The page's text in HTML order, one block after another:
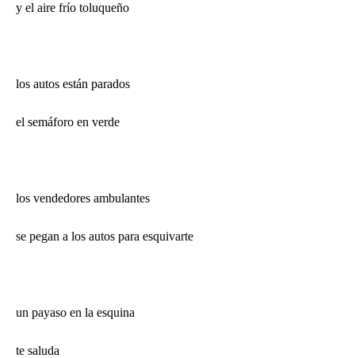
y el aire frío toluqueño
los autos están parados
el semáforo en verde
los vendedores ambulantes
se pegan a los autos para esquivarte
un payaso en la esquina
te saluda